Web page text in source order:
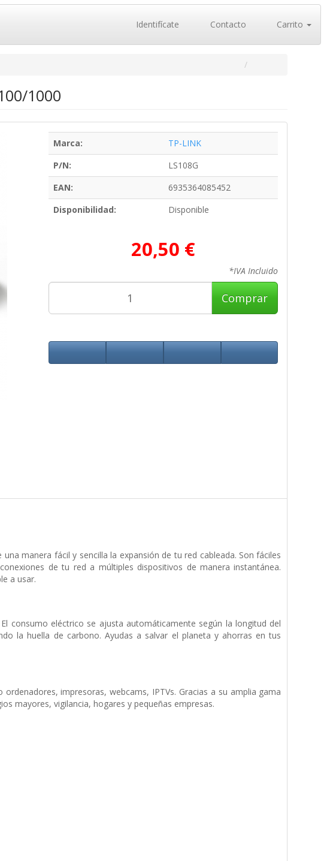
Identifícate Contacto Carrito
1000
Marca:
TP-LINK
P/N:
LS108G
EAN:
6935364085452
Disponibilidad:
Disponible
20,50 €
*IVA Incluido
Comprar
manera fácil y sencilla la expansión de tu red cableada. Son fáciles
de tu red a múltiples dispositivos de manera instantánea.
a usar.
consumo eléctrico se ajusta automáticamente según la longitud del
la huella de carbono. Ayudas a salvar el planeta y ahorras en tus
impresoras, webcams, IPTVs. Gracias a su amplia gama
mayores, vigilancia, hogares y pequeñas empresas.